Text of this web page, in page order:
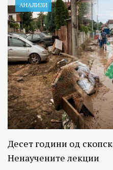
АНАЛИЗИ
Десет години од
Ненаучените лекции